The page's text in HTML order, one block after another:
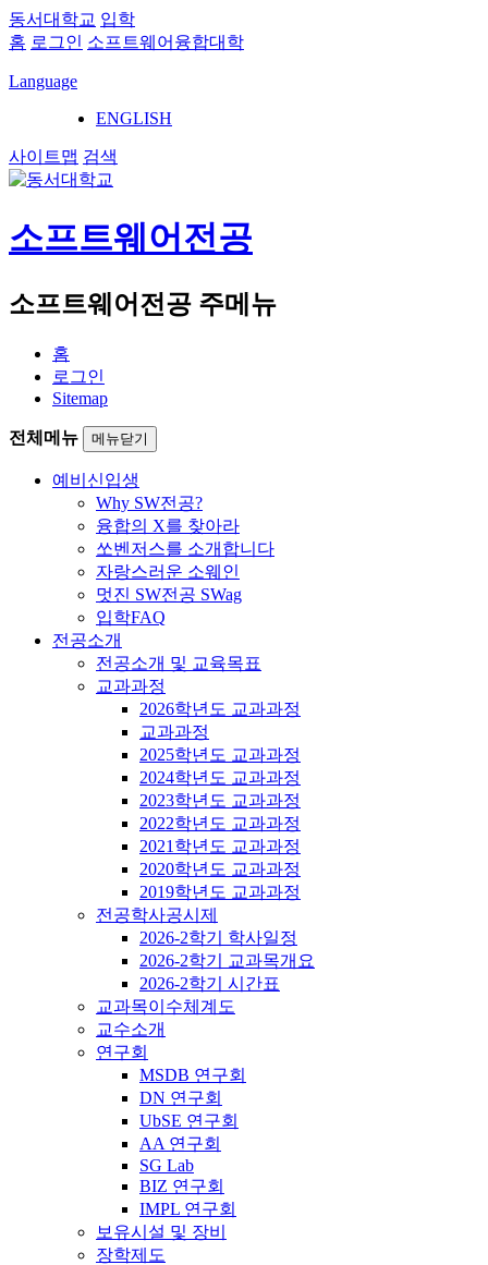
동서대학교 입학
홈 로그인 소프트웨어융합대학
Language
ENGLISH
사이트맵 검색
소프트웨어전공
소프트웨어전공 주메뉴
홈
로그인
Sitemap
전체메뉴 메뉴닫기
예비신입생
Why SW전공?
융합의 X를 찾아라
쏘벤저스를 소개합니다
자랑스러운 소웨인
멋진 SW전공 SWag
입학FAQ
전공소개
전공소개 및 교육목표
교과과정
2026학년도 교과과정
교과과정
2025학년도 교과과정
2024학년도 교과과정
2023학년도 교과과정
2022학년도 교과과정
2021학년도 교과과정
2020학년도 교과과정
2019학년도 교과과정
전공학사공시제
2026-2학기 학사일정
2026-2학기 교과목개요
2026-2학기 시간표
교과목이수체계도
교수소개
연구회
MSDB 연구회
DN 연구회
UbSE 연구회
AA 연구회
SG Lab
BIZ 연구회
IMPL 연구회
보유시설 및 장비
장학제도